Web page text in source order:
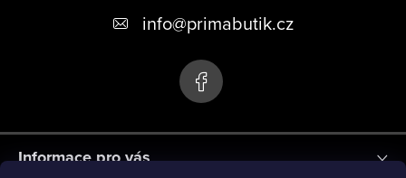
info@primabutik.cz
Informace pro vás